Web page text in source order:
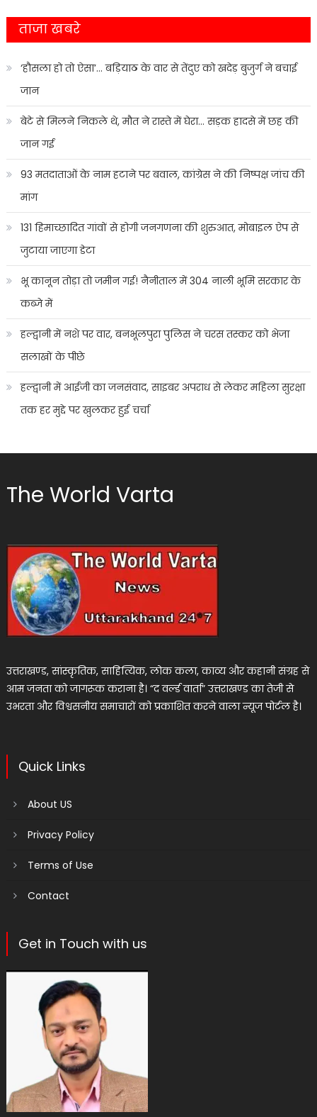
ताजा खबरे
‘हौसला हो तो ऐसा’… बड़ियाठ के वार से तेंदुए को खदेड़ बुजुर्ग ने बचाई
जान
बेटे से मिलने निकले थे, मौत ने रास्ते में घेरा… सड़क हादसे में छह की
जान गई
93 मतदाताओं के नाम हटाने पर बवाल, कांग्रेस ने की निष्पक्ष जांच की
मांग
131 हिमाच्छादित गांवों से होगी जनगणना की शुरुआत, मोबाइल ऐप से
जुटाया जाएगा डेटा
भू कानून तोड़ा तो जमीन गई! नैनीताल में 304 नाली भूमि सरकार के
कब्जे में
हल्द्वानी में नशे पर वार, बनभूलपुरा पुलिस ने चरस तस्कर को भेजा
सलाखों के पीछे
हल्द्वानी में आईजी का जनसंवाद, साइबर अपराध से लेकर महिला सुरक्षा
तक हर मुद्दे पर खुलकर हुई चर्चा
The World Varta
उत्तराखण्ड, सांस्कृतिक, साहित्यिक, लोक कला, काव्य और कहानी संग्रह से
आम जनता को जागरूक कराना है। “द वर्ल्ड वार्ता” उत्तराखण्ड का तेजी से
उभरता और विश्वसनीय समाचारों को प्रकाशित करने वाला न्यूज पोर्टल है।
Quick Links
About US
Privacy Policy
Terms of Use
Contact
Get in Touch with us